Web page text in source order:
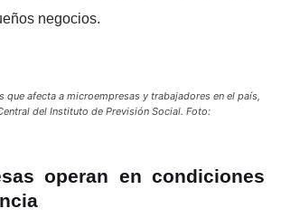
negocios.
que afecta a microempresas y trabajadores en el país,
del Instituto de Previsión Social. Foto:
operan en condiciones